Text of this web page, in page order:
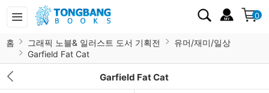
0
홈 그래픽 노블& 일러스트 도서 기획전
유머/재미/일상
Garfield Fat Cat
Garfield Fat Cat